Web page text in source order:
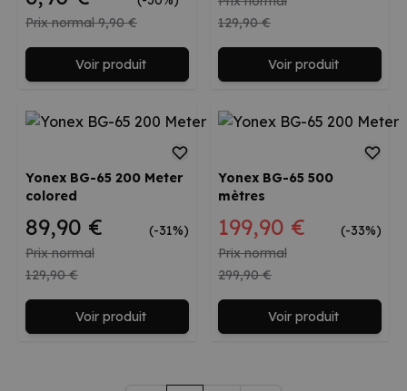
Prix normal 9,90 €
Voir produit
129,90 €
Voir produit
Yonex BG-65 200 Meter
colored
89,90 €
Prix normal
129,90 €
(-31%)
Voir produit
Yonex BG-65 500
mètres
Prix spécial
199,90 €
Prix normal
299,90 €
(-33%)
Voir produit